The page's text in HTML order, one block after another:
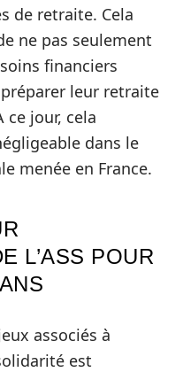
de retraite. Cela
ne pas seulement
financiers
leur retraite
ce jour, cela
dans le
menée en France.
L’ASS POUR
associés à
est